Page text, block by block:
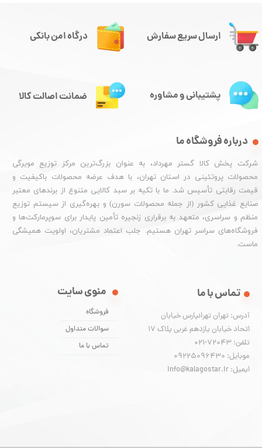
ارسال سریع سفارش
درباره فروشگاه ما
شرکت پخش کالا گستر مهرداد، به عنوان بزرگ‌ترین مرکز توزیع مویرگی
محصولات پروتئینی در استان تهران، با هدف عرضه محصولات باکیفیت و
قیمت رقابتی تأسیس شد. ما با تکیه بر سبد کالایی متنوع از برندهای معتبر
صنایع غذایی کشور (از جمله محصولات سورن) و بهره‌گیری از سیستم توزیع
منظم و سراسری، متعهد به برقراری زنجیره تأمین پایدار برای سوپرمارکت‌ها و
فروشگاه‌های سراسر تهران هستیم. جلب اعتماد مشتریان، اولویت همیشگی
ماست.
منوی سایت
فروشگاه
سوالات متداول
تماس با ما
تماس با ما
آدرس: تهران تهرانپارس خیابان
اتحاد خیابان یازدهم غربی پلاک ۱۷
تلفن: 72043-021
موبایل: 09225096430
ایمیل: info@kalagostar.ir
درگاه امن بانکی
پشتیبانی و مشاوره ضمانت اصالت کالا